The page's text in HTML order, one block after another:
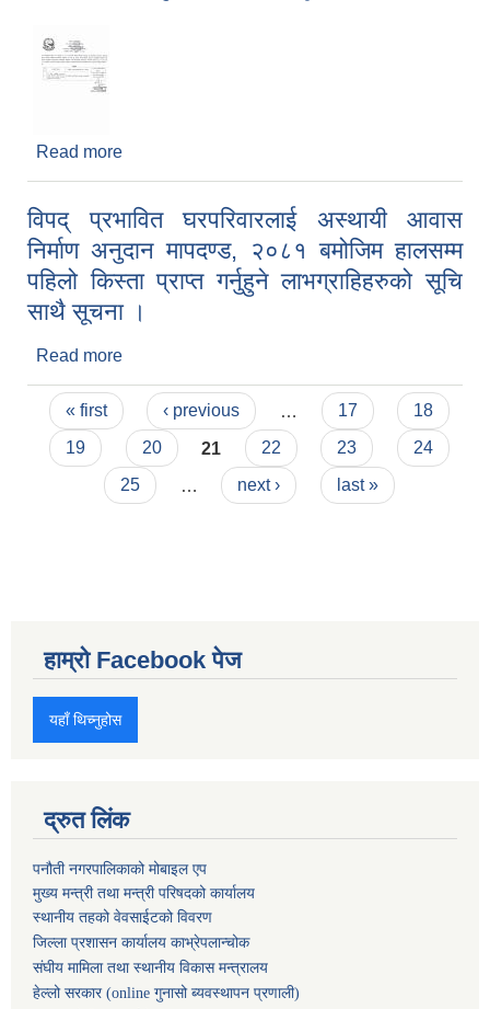
Read more
विपद् प्रभावित घरपरिवारलाई अस्थायी आवास
निर्माण अनुदान मापदण्ड, २०८१ बमोजिम हालसम्म
पहिलो किस्ता प्राप्त गर्नुहुने लाभग्राहिहरुको सूचि
साथै सूचना ।
Read more
प्राप्त गर्नुहुने लाभग्राहिहरुको सूचि साथै सूचना ।
Pages
« first ‹ previous 17
18
19
20 21 22 23
24
25
next › last »
हाम्रो Facebook पेज
यहाँ थिच्नुहोस
द्रुत लिंक
पनौती नगरपालिकाको मोबाइल एप
मुख्य मन्त्री तथा मन्त्री परिषदको कार्यालय
स्थानीय तहको वेवसाईटको विवरण
जिल्ला प्रशासन कार्यालय काभ्रेपलान्चोक
संघीय मामिला तथा स्थानीय विकास मन्त्रालय
हेल्लो सरकार (online गुनासो ब्यवस्थापन प्रणाली)